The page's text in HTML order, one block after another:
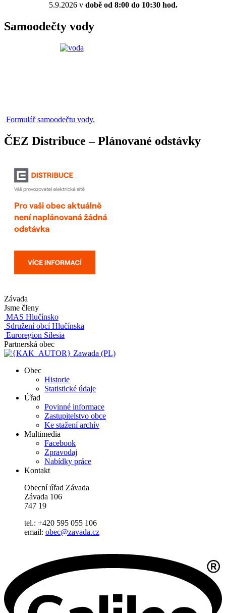
5.9.2026 vdobě od 8:00 do 10:30 hod.
Samoodečty vody
Formulář samoodečtu vody.
ČEZ Distribuce – Plánované odstávky
Závada
Jsme členy
MAS Hlučínsko
Sdružení obcí Hlučínska
Euroregion Silesia
Partnerská obec
Zawada (PL)
Obec
Historie
Statistické údaje
Úřad
Povinné informace
Zastupitelstvo obce
Ke stažení archív
Multimedia
Facebook
Zpravodaj
Nabídky práce
Kontakt
Obecní úřad Závada
Závada 106
747 19
tel.: +420 595 055 106
email: obec@zavada.cz